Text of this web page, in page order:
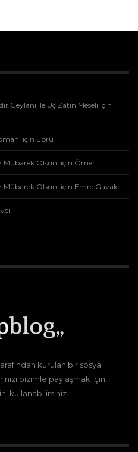
Geylanî ile Üç Zâtın Meseli için
için Ebru
Mübarek Olsun! için Ömer
Mübarek Olsun! için Emre Gavalcı
kurulan bir sosyal
bizimle paylaşmak için,
kullanabilirsiniz